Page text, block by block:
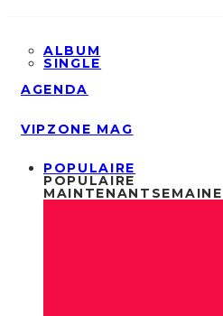
ALBUM
SINGLE
AGENDA
VIPZONE MAG
POPULAIRE
POPULAIRE
MAINTENANT SEMAINE